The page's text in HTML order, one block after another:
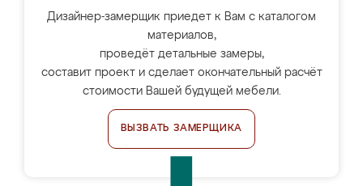
Дизайнер-замерщик приедет к Вам с каталогом
материалов,
проведёт детальные замеры,
составит проект и сделает окончательный расчёт
стоимости Вашей будущей мебели.
ВЫЗВАТЬ ЗАМЕРЩИКА